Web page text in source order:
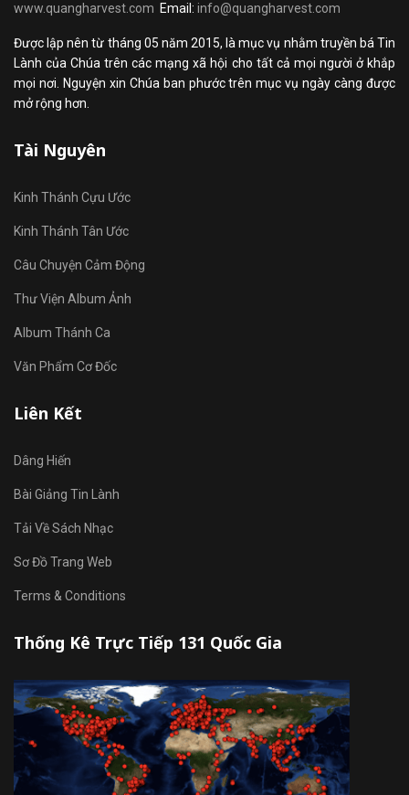
www.quangharvest.com Email: info@quangharvest.com
Được lập nên từ tháng 05 năm 2015, là mục vụ nhằm truyền bá Tin
Lành của Chúa trên các mạng xã hội cho tất cả mọi người ở khắp
mọi nơi. Nguyện xin Chúa ban phước trên mục vụ ngày càng được
mở rộng hơn.
Tài Nguyên
Kinh Thánh Cựu Ước
Kinh Thánh Tân Ước
Câu Chuyện Cảm Động
Thư Viện Album Ảnh
Album Thánh Ca
Văn Phẩm Cơ Đốc
Liên Kết
Dâng Hiến
Bài Giảng Tin Lành
Tải Về Sách Nhạc
Sơ Đồ Trang Web
Terms & Conditions
Thống Kê Trực Tiếp 131 Quốc Gia